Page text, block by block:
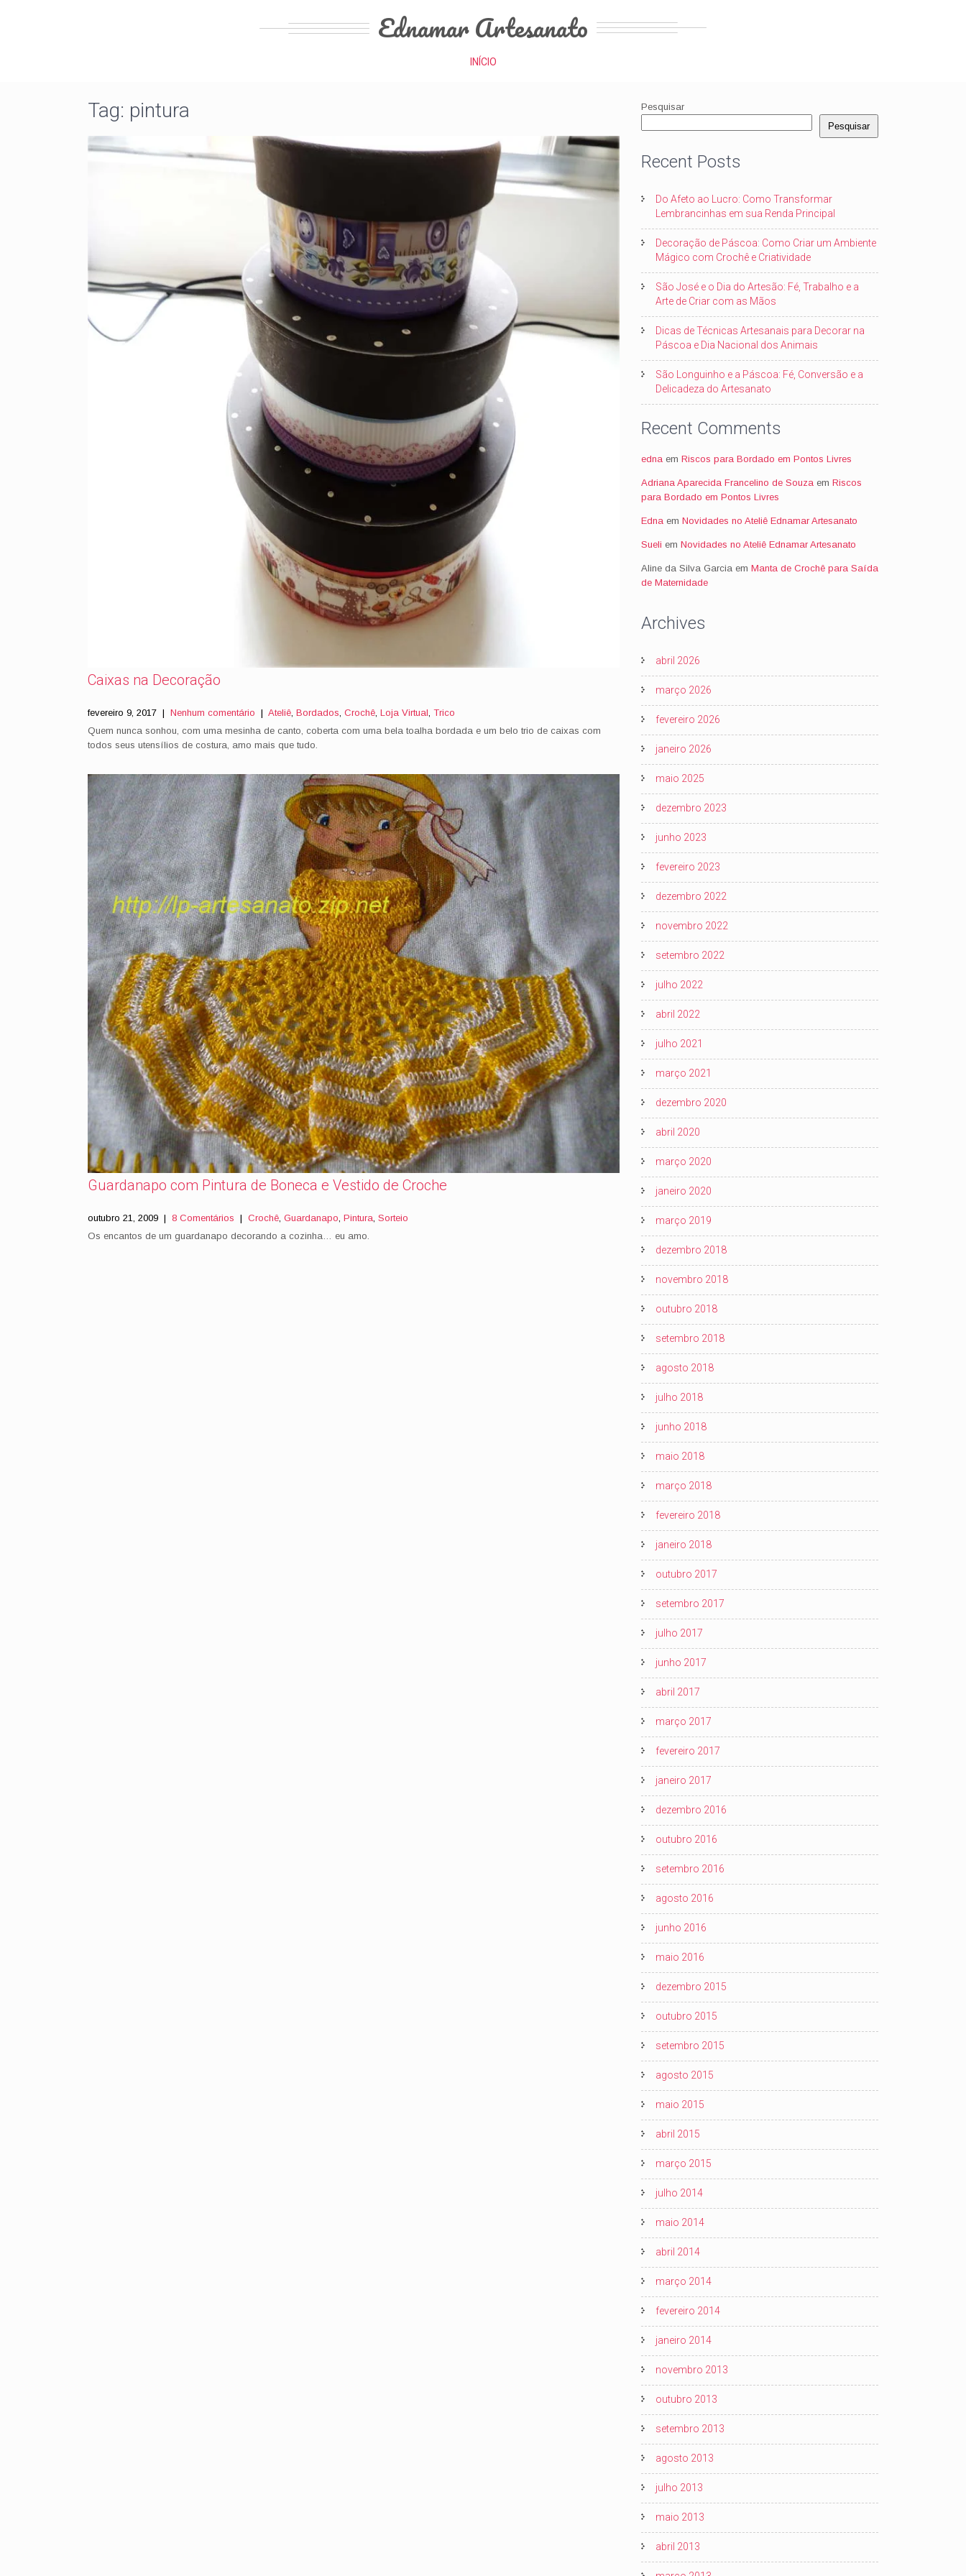
Ednamar Artesanato
INÍCIO
Tag: pintura
Caixas na Decoração
fevereiro 9, 2017 | Nenhum comentário | Ateliê, Bordados, Crochê, Loja Virtual, Trico
Quem nunca sonhou, com uma mesinha de canto, coberta com uma bela toalha bordada e um belo trio de caixas com
todos seus utensílios de costura, amo mais que tudo.
Guardanapo com Pintura de Boneca e Vestido de Croche
outubro 21, 2009 | 8 Comentários | Crochê, Guardanapo, Pintura, Sorteio
Os encantos de um guardanapo decorando a cozinha… eu amo.
Pesquisar
Pesquisar
Recent Posts
Do Afeto ao Lucro: Como Transformar
Lembrancinhas em sua Renda Principal
Decoração de Páscoa: Como Criar um Ambiente
Mágico com Crochê e Criatividade
São José e o Dia do Artesão: Fé, Trabalho e a
Arte de Criar com as Mãos
Dicas de Técnicas Artesanais para Decorar na
Páscoa e Dia Nacional dos Animais
São Longuinho e a Páscoa: Fé, Conversão e a
Delicadeza do Artesanato
Recent Comments
edna em Riscos para Bordado em Pontos Livres
Adriana Aparecida Francelino de Souza em Riscos
para Bordado em Pontos Livres
Edna em Novidades no Ateliê Ednamar Artesanato
Sueli em Novidades no Ateliê Ednamar Artesanato
Aline da Silva Garcia em Manta de Crochê para Saída
de Maternidade
Archives
abril 2026
março 2026
fevereiro 2026
janeiro 2026
maio 2025
dezembro 2023
junho 2023
fevereiro 2023
dezembro 2022
novembro 2022
setembro 2022
julho 2022
abril 2022
julho 2021
março 2021
dezembro 2020
abril 2020
março 2020
janeiro 2020
março 2019
dezembro 2018
novembro 2018
outubro 2018
setembro 2018
agosto 2018
julho 2018
junho 2018
maio 2018
março 2018
fevereiro 2018
janeiro 2018
outubro 2017
setembro 2017
julho 2017
junho 2017
abril 2017
março 2017
fevereiro 2017
janeiro 2017
dezembro 2016
outubro 2016
setembro 2016
agosto 2016
junho 2016
maio 2016
dezembro 2015
outubro 2015
setembro 2015
agosto 2015
maio 2015
abril 2015
março 2015
julho 2014
maio 2014
abril 2014
março 2014
fevereiro 2014
janeiro 2014
novembro 2013
outubro 2013
setembro 2013
agosto 2013
julho 2013
maio 2013
abril 2013